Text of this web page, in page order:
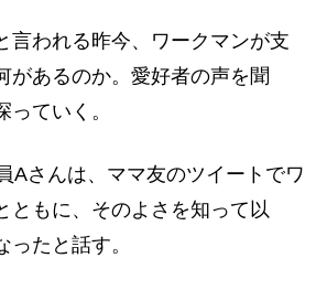
われる昨今、ワークマンが支
があるのか。愛好者の声を聞
っていく。
Aさんは、ママ友のツイートでワ
ともに、そのよさを知って以
たと話す。